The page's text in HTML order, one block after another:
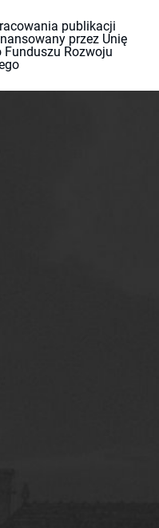
publikacji
przez Unię
Funduszu Rozwoju